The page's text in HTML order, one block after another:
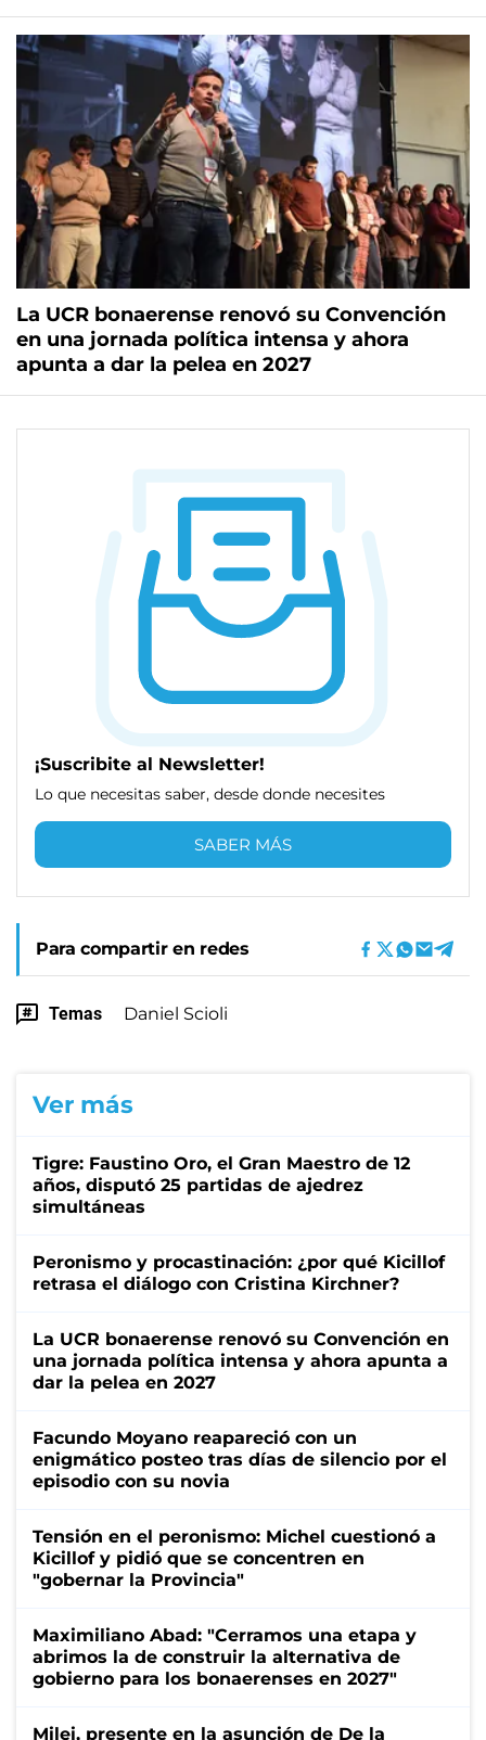
La UCR bonaerense renovó su Convención
en una jornada política intensa y ahora
apunta a dar la pelea en 2027
¡Suscribite al Newsletter!
Lo que necesitas saber, desde donde necesites
SABER MÁS
Para compartir en redes
Temas Daniel Scioli
Ver más
Tigre: Faustino Oro, el Gran Maestro de 12
años, disputó 25 partidas de ajedrez
simultáneas
Peronismo y procastinación: ¿por qué Kicillof
retrasa el diálogo con Cristina Kirchner?
La UCR bonaerense renovó su Convención en
una jornada política intensa y ahora apunta a
dar la pelea en 2027
Facundo Moyano reapareció con un
enigmático posteo tras días de silencio por el
episodio con su novia
Tensión en el peronismo: Michel cuestionó a
Kicillof y pidió que se concentren en
"gobernar la Provincia"
Maximiliano Abad: "Cerramos una etapa y
abrimos la de construir la alternativa de
gobierno para los bonaerenses en 2027"
Milei, presente en la asunción de De la